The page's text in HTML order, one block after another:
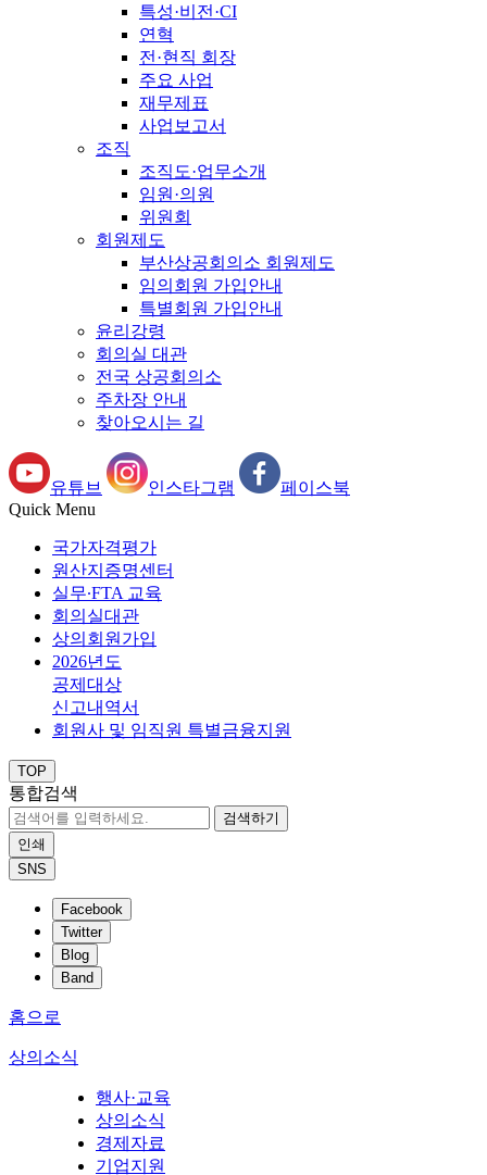
특성·비전·CI
연혁
전·현직 회장
주요 사업
재무제표
사업보고서
조직
조직도·업무소개
임원·의원
위원회
회원제도
부산상공회의소 회원제도
임의회원 가입안내
특별회원 가입안내
윤리강령
회의실 대관
전국 상공회의소
주차장 안내
찾아오시는 길
유튜브 인스타그램
페이스북
Quick Menu
국가자격평가
원산지증명센터
실무∙FTA 교육
회의실대관
상의회원가입
2026년도
공제대상
신고내역서
회원사 및 임직원 특별금융지원
TOP
통합검색
검색하기
인쇄
SNS
Facebook
Twitter
Blog
Band
홈으로
상의소식
행사·교육
상의소식
경제자료
기업지원